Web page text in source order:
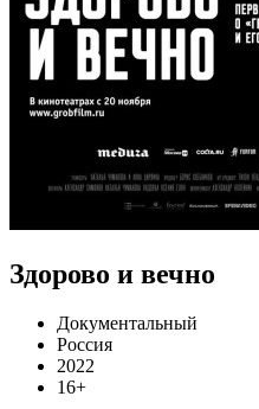
Здорово и вечно
Документальный
Россия
2022
16+